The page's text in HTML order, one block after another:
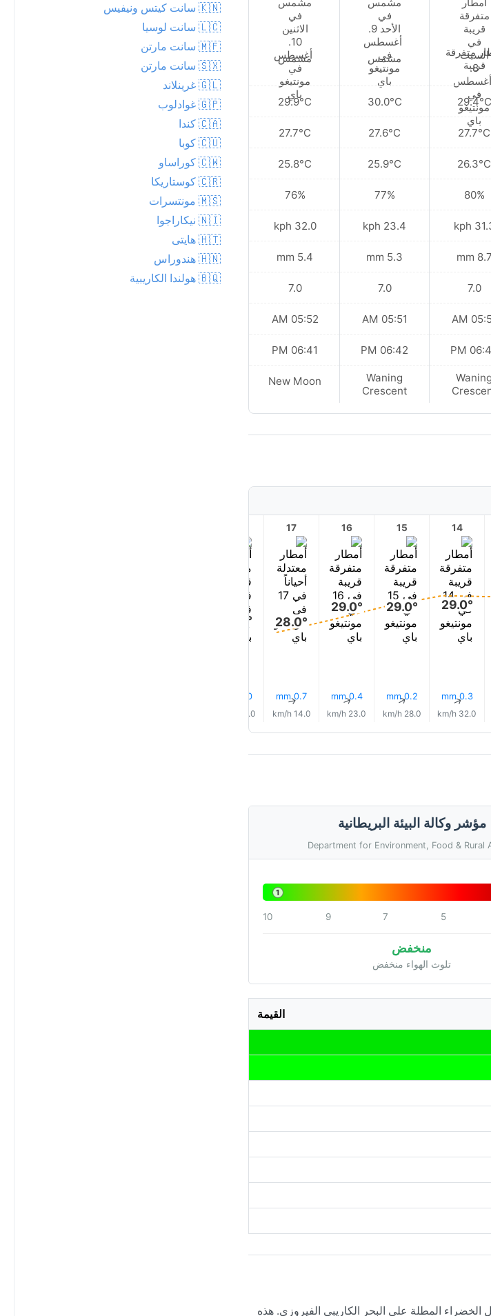
متفرقة
قريبة
29.4°C
27.7°C
26.3°C
80%
31.3
8.7 mm
7.0
05:51
06:43
Waning
مشمس
30.0°C
27.6°C
25.9°C
77%
23.4 kph
5.3 mm
7.0
05:51 AM
06:42 PM
Waning
Crescent
مشمس
29.9°C
27.7°C
25.8°C
76%
32.0 kph
5.4 mm
7.0
05:52 AM
06:41 PM
New Moon
مشمس
29.8°C
27.7°C
25.9°C
78%
34.6 kph
1.5 mm
7.0
14
29.0°
0.3 mm
↑
32.0 km/h
15
29.0°
0.2 mm
↑
28.0 km/h
16
29.0°
0.4 mm
↑
23.0 km/h
17
28.0°
0.7 mm
↑
14.0 km/h
28.0°
0.0 mm
10.0 km/h
مؤشر وكالة البيئة البريطانية
Department for Environment, Food & Rural
1
5
7
9
10
منخفض
تلوث الهواء منخفض
القيمة
الخضراء المطلة على البحر الكاريبي الفيروزي. هذه
🇰🇳 سانت كيتس ونيفيس
🇱🇨 سانت لوسيا
🇲🇫 سانت مارتن
🇸🇽 سانت مارتن
🇬🇱 غرينلاند
🇬🇵 غوادلوب
🇨🇦 كندا
🇨🇺 كوبا
🇨🇼 كوراساو
🇨🇷 كوستاريكا
🇲🇸 مونتسرات
🇳🇮 نيكاراجوا
🇭🇹 هايتى
🇭🇳 هندوراس
🇧🇶 هولندا الكاريبية